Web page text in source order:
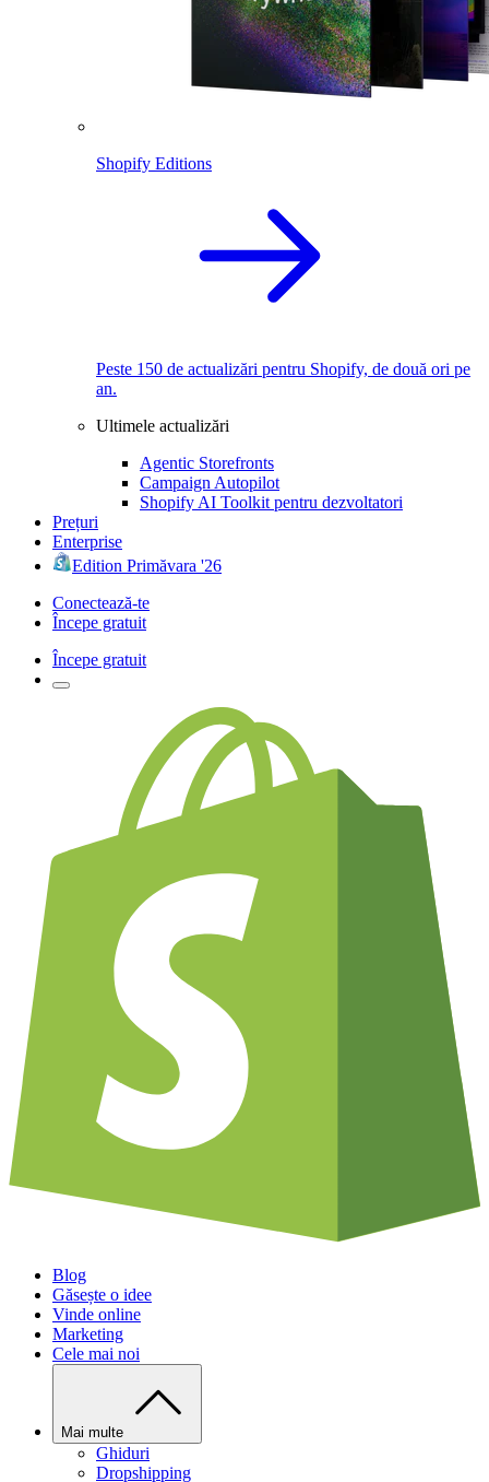
Shopify Editions
Peste 150 de actualizări pentru Shopify, de două ori pe
an.
Ultimele actualizări
Agentic Storefronts
Campaign Autopilot
Shopify AI Toolkit pentru dezvoltatori
Prețuri
Enterprise
Edition Primăvara '26
Conectează-te
Începe gratuit
Începe gratuit
Blog
Găsește o idee
Vinde online
Marketing
Cele mai noi
Mai multe
Ghiduri
Dropshipping